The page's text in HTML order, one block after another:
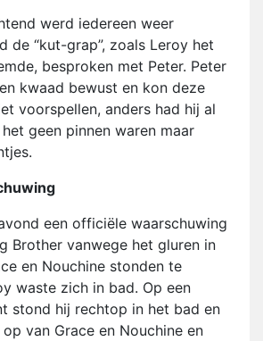
werd iedereen weer
de “kut-grap”, zoals Leroy het
besproken met Peter. Peter
kwaad bewust en kon deze
voorspellen, anders had hij al
geen pinnen waren maar
een officiële waarschuwing
Brother vanwege het gluren in
en Nouchine stonden te
waste zich in bad. Op een
stond hij rechtop in het bad en
van Grace en Nouchine en